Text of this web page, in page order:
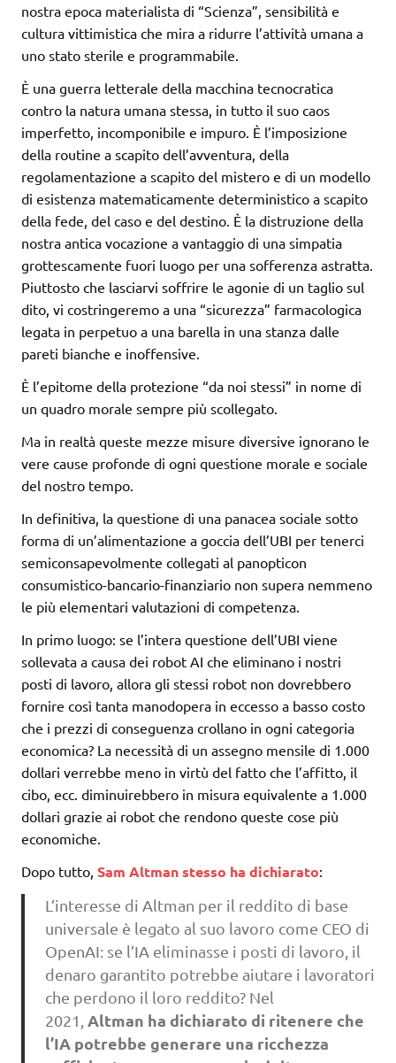
nostra epoca materialista di “Scienza”, sensibilità e
cultura vittimistica che mira a ridurre l’attività umana a
uno stato sterile e programmabile.
È una guerra letterale della macchina tecnocratica
contro la natura umana stessa, in tutto il suo caos
imperfetto, incomponibile e impuro. È l’imposizione
della routine a scapito dell’avventura, della
regolamentazione a scapito del mistero e di un modello
di esistenza matematicamente deterministico a scapito
della fede, del caso e del destino. È la distruzione della
nostra antica vocazione a vantaggio di una simpatia
grottescamente fuori luogo per una sofferenza astratta.
Piuttosto che lasciarvi soffrire le agonie di un taglio sul
dito, vi costringeremo a una “sicurezza” farmacologica
legata in perpetuo a una barella in una stanza dalle
pareti bianche e inoffensive.
È l’epitome della protezione “da noi stessi” in nome di
un quadro morale sempre più scollegato.
Ma in realtà queste mezze misure diversive ignorano le
vere cause profonde di ogni questione morale e sociale
del nostro tempo.
In definitiva, la questione di una panacea sociale sotto
forma di un’alimentazione a goccia dell’UBI per tenerci
semiconsapevolmente collegati al panopticon
consumistico-bancario-finanziario non supera nemmeno
le più elementari valutazioni di competenza.
In primo luogo: se l’intera questione dell’UBI viene
sollevata a causa dei robot AI che eliminano i nostri
posti di lavoro, allora gli stessi robot non dovrebbero
fornire così tanta manodopera in eccesso a basso costo
che i prezzi di conseguenza crollano in ogni categoria
economica? La necessità di un assegno mensile di 1.000
dollari verrebbe meno in virtù del fatto che l’affitto, il
cibo, ecc. diminuirebbero in misura equivalente a 1.000
dollari grazie ai robot che rendono queste cose più
economiche.
Dopo tutto, Sam Altman stesso ha dichiarato:
L’interesse di Altman per il reddito di base
universale è legato al suo lavoro come CEO di
OpenAI: se l’IA eliminasse i posti di lavoro, il
denaro garantito potrebbe aiutare i lavoratori
che perdono il loro reddito? Nel
2021, Altman ha dichiarato di ritenere che
l’IA potrebbe generare una ricchezza